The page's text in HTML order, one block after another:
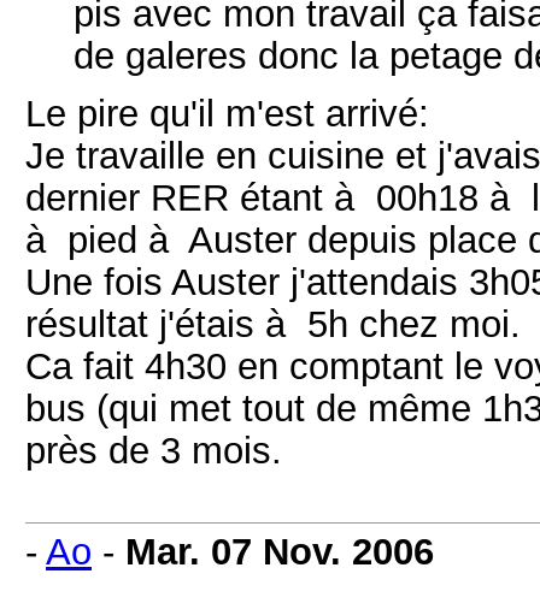
pis avec mon travail ça
de galeres donc la petage
Le pire qu'il m'est arrivé:
Je travaille en cuisine et
dernier RER étant à 00h18 à
à pied à Auster depuis place
Une fois Auster j'attendais
résultat j'étais à 5h chez moi.
Ca fait 4h30 en comptant le
bus (qui met tout de même
près de 3 mois.
- Ao - Mar. 07 Nov. 2006